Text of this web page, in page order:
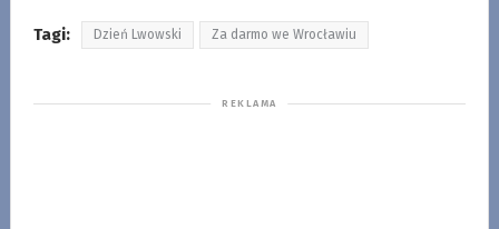
Tagi: Dzień Lwowski Za darmo we Wrocławiu